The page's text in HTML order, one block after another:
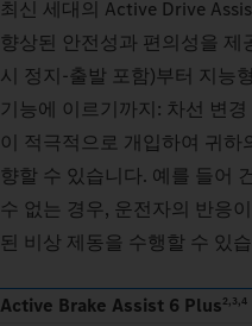
최신 세대의 Active Drive
향상된 안전성과 편의성을 제
시 정지-출발 포함)부터 지능
기능에 이르기까지: 차선 변
이 적극적으로 개입하여 귀
향할 수 있습니다. 예를 들어
수 없는 경우, 운전자의 반응
된 비상 제동을 수행할 수 있
Active Brake Assist 6 Plus2,3,4